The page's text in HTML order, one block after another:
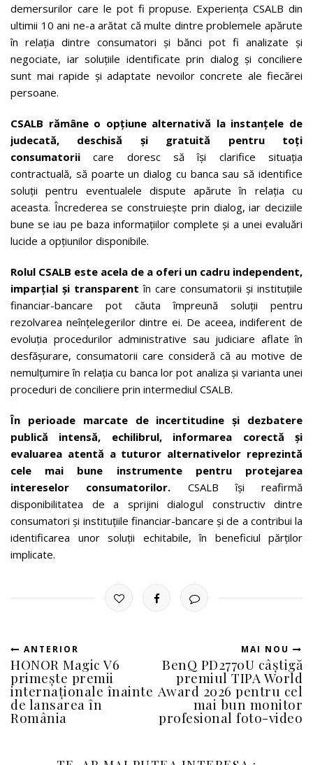
demersurilor care le pot fi propuse. Experiența CSALB din
ultimii 10 ani ne-a arătat că multe dintre problemele apărute
în relația dintre consumatori și bănci pot fi analizate și
negociate, iar soluțiile identificate prin dialog și conciliere
sunt mai rapide și adaptate nevoilor concrete ale fiecărei
persoane.
CSALB rămâne o opțiune alternativă la instanțele de
judecată, deschisă și gratuită pentru toți
consumatorii care doresc să își clarifice situația
contractuală, să poarte un dialog cu banca sau să identifice
soluții pentru eventualele dispute apărute în relația cu
aceasta. Încrederea se construiește prin dialog, iar deciziile
bune se iau pe baza informațiilor complete și a unei evaluări
lucide a opțiunilor disponibile.
Rolul CSALB este acela de a oferi un cadru independent,
imparțial și transparent în care consumatorii și instituțiile
financiar-bancare pot căuta împreună soluții pentru
rezolvarea neînțelegerilor dintre ei. De aceea, indiferent de
evoluția procedurilor administrative sau judiciare aflate în
desfășurare, consumatorii care consideră că au motive de
nemulțumire în relația cu banca lor pot analiza și varianta unei
proceduri de conciliere prin intermediul CSALB.
În perioade marcate de incertitudine și dezbatere
publică intensă, echilibrul, informarea corectă și
evaluarea atentă a tuturor alternativelor reprezintă
cele mai bune instrumente pentru protejarea
intereselor consumatorilor. CSALB își reafirmă
disponibilitatea de a sprijini dialogul constructiv dintre
consumatori și instituțiile financiar-bancare și de a contribui la
identificarea unor soluții echitabile, în beneficiul părților
implicate.
ANTERIOR
HONOR Magic V6
primește premii
internaționale înainte
de lansarea în
România
MAI NOU
BenQ PD2770U câștigă
premiul TIPA World
Award 2026 pentru cel
mai bun monitor
profesional foto-video